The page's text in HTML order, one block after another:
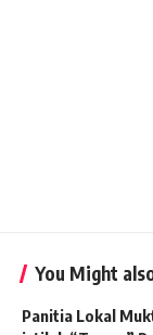
You Might
Panitia Lokal